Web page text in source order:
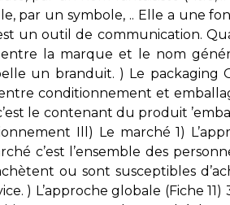
par un symbole, .. Elle a une
un outil de communication.
la marque et le nom
un branduit. ) Le packaging
conditionnement et
le contenant du produit
Ill) Le marché 1)
c’est l’ensemble des
ou sont susceptibles
) L’approche globale (Fiche 11)